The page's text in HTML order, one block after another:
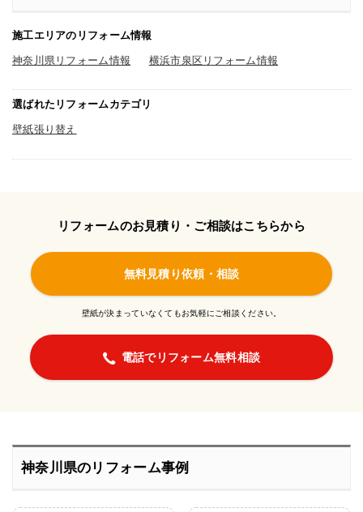
施工エリアのリフォーム情報
神奈川県リフォーム情報 横浜市泉区リフォーム情報
選ばれたリフォームカテゴリ
壁紙張り替え
リフォームのお見積り・ご相談はこちらから
無料見積り依頼・相談
壁紙が決まっていなくてもお気軽にご相談ください。
電話でリフォーム無料相談
神奈川県のリフォーム事例